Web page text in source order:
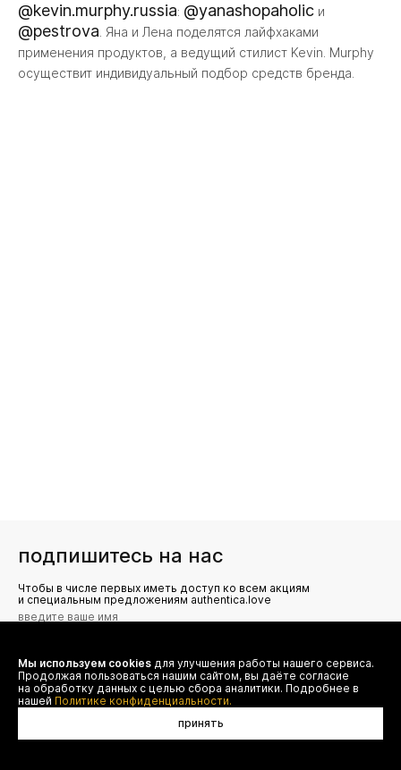
@kevin.murphy.russia: @yanashopaholic и
@pestrova. Яна и Лена поделятся лайфхаками
применения продуктов, а ведущий стилист Kevin. Murphy
осуществит индивидуальный подбор средств бренда.
подпишитесь на нас
Чтобы в числе первых иметь доступ ко всем акциям
и специальным предложениям authentica.love
Я даю согласие на сбор, обработку и хранение моих
персональных данных (имя, email, телефон) для получения
рекламных и информационных рассылок от ООО 'БТ
Юнайтед', а также ознакомлен(а) с
Политикой конфиденциальности
Мы используем cookies для улучшения работы нашего сервиса.
Продолжая пользоваться нашим сайтом, вы даёте согласие
на обработку данных с целью сбора аналитики. Подробнее в
нашей Политике конфиденциальности.
принять